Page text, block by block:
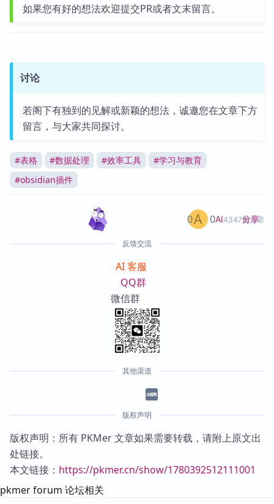
如果您有好的想法欢迎提交PR或者文末留言。
讨论
若阁下有独到的见解或新颖的想法，诚邀您在文章下方
留言，与大家共同探讨。
#表格 #数据处理 #效率工具 #学习与教育
#obsidian插件
AI4347篇文章
0 0 分享
反馈交流
AI 客服
QQ群
微信群
其他渠道
版权声明
版权声明：所有 PKMer 文章如果需要转载，请附上原文出
处链接。
本文链接： https://pkmer.cn/show/1780392512111001
pkmer forum 论坛相关